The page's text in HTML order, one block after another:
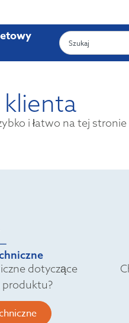
klienta
i łatwo na tej stronie
dotyczące
produktu?